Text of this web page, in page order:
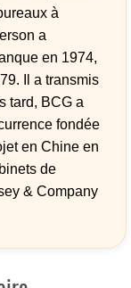
à
a
en 1974,
Il a transmis
tard, BCG a
fondée
en Chine en
de
& Company